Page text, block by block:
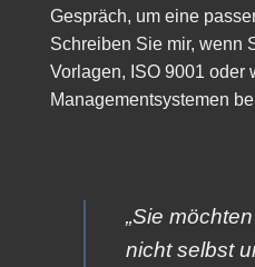
Gespräch, um eine
Schreiben Sie mir, wenn
Vorlagen, ISO 9001 oder
Managementsystemen
„Sie
nicht selbst